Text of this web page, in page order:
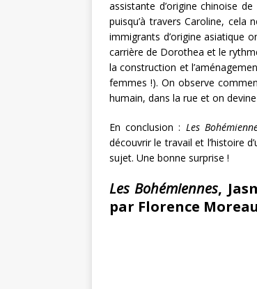
assistante d’origine chinoise
puisqu’à travers Caroline,
immigrants d’origine asiatique
carrière de Dorothea et le
la construction et
femmes !). On observe
humain, dans la rue et on
En conclusion : Les
découvrir le travail et l’histoire
sujet. Une bonne surprise !
Les Bohémiennes,
par Florence